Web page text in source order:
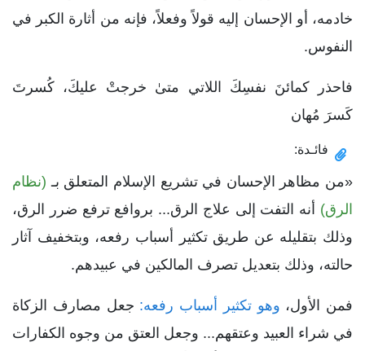
خادمه، أو الإحسان إليه قولاً وفعلاً، فإنه من أثارة الكبر في
النفوس.
فاحذر كمائنَ نفسِكَ اللاتي متىٰ خرجتْ عليكَ، كُسرتَ
كَسرَ مُهان
فائـدة:
«من مظاهر الإحسان في تشريع الإسلام المتعلق بـ (نظام
الرق) أنه التفت إلى علاج الرق... بروافع ترفع ضرر الرق،
وذلك بتقليله عن طريق تكثير أسباب رفعه، وبتخفيف آثار
حالته، وذلك بتعديل تصرف المالكين في عبيدهم.
فمن الأول، وهو تكثير أسباب رفعه: جعل مصارف الزكاة
في شراء العبيد وعتقهم... وجعل العتق من وجوه الكفارات